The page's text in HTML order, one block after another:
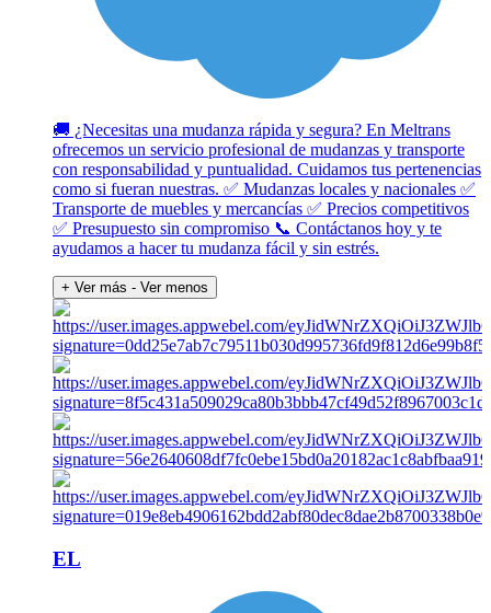
🚚 ¿Necesitas una mudanza rápida y segura? En Meltrans
ofrecemos un servicio profesional de mudanzas y transporte
con responsabilidad y puntualidad. Cuidamos tus pertenencias
como si fueran nuestras. ✅ Mudanzas locales y nacionales ✅
Transporte de muebles y mercancías ✅ Precios competitivos
✅ Presupuesto sin compromiso 📞 Contáctanos hoy y te
ayudamos a hacer tu mudanza fácil y sin estrés.
+ Ver más - Ver menos
EL